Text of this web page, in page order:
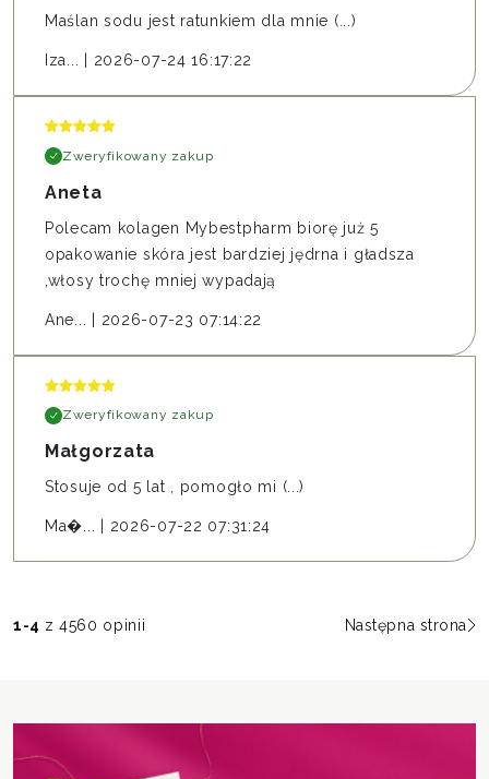
Maślan sodu jest ratunkiem dla mnie (...)
Iza... 2026-07-24 16:17:22
Zweryfikowany zakup
Aneta
Polecam kolagen Mybestpharm biorę już 5
opakowanie skóra jest bardziej jędrna i gładsza
,włosy trochę mniej wypadają
Ane... 2026-07-23 07:14:22
Zweryfikowany zakup
Małgorzata
Stosuje od 5 lat , pomogło mi (...)
Ma�... 2026-07-22 07:31:24
1-4 z 4560 opinii Następna strona